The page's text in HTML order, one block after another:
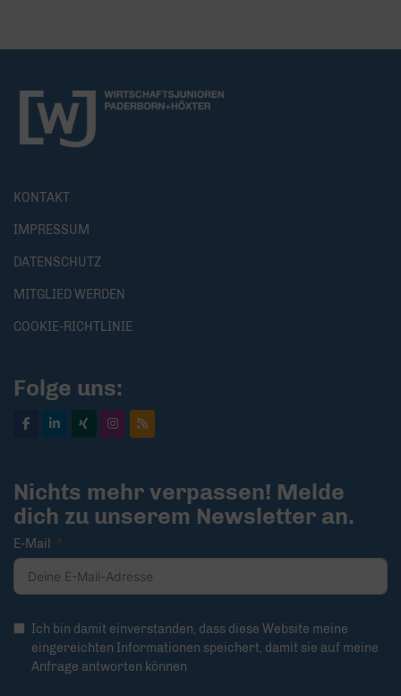
KONTAKT
IMPRESSUM
DATENSCHUTZ
MITGLIED WERDEN
COOKIE-RICHTLINIE
Folge uns:
Nichts mehr verpassen! Melde
dich zu unserem Newsletter an.
E-Mail
Ich bin damit einverstanden, dass diese Website meine
eingereichten Informationen speichert, damit sie auf meine
Anfrage antworten können